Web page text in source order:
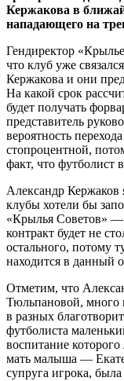
Кержакова в
нападающего на
Гендиректор
что клуб уже
Кержакова и они
На какой срок
будет получать
представитель
вероятность
стопроцентной,
факт, что футболист
Александр Кержаков
клубы хотели бы
«Крылья Советов» —
контракт будет не
остального, потому
находится в данный
Отметим, что
Тюльпановой, много
в разных
футболиста
воспитание
мать малыша —
супруга игрока,